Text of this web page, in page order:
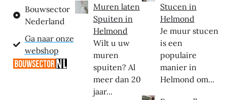
Bouwsector
Nederland
Ga naar onze
webshop
Muren laten
Spuiten in
Helmond
Wilt u uw
muren
spuiten? Al
meer dan 20
jaar...
Stucen in
Helmond
Je muur stucen
is een
populaire
manier in
Helmond om...